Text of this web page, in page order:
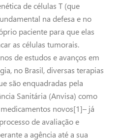
de células T (que
na defesa e no
paciente para que elas
as células tumorais.
de estudos e avanços em
no Brasil, diversas terapias
são enquadradas pela
Sanitária (Anvisa) como
novos[1]– já
de avaliação e
a agência até a sua